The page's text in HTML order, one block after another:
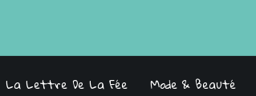
La Lettre De La Fée Mode & Beauté